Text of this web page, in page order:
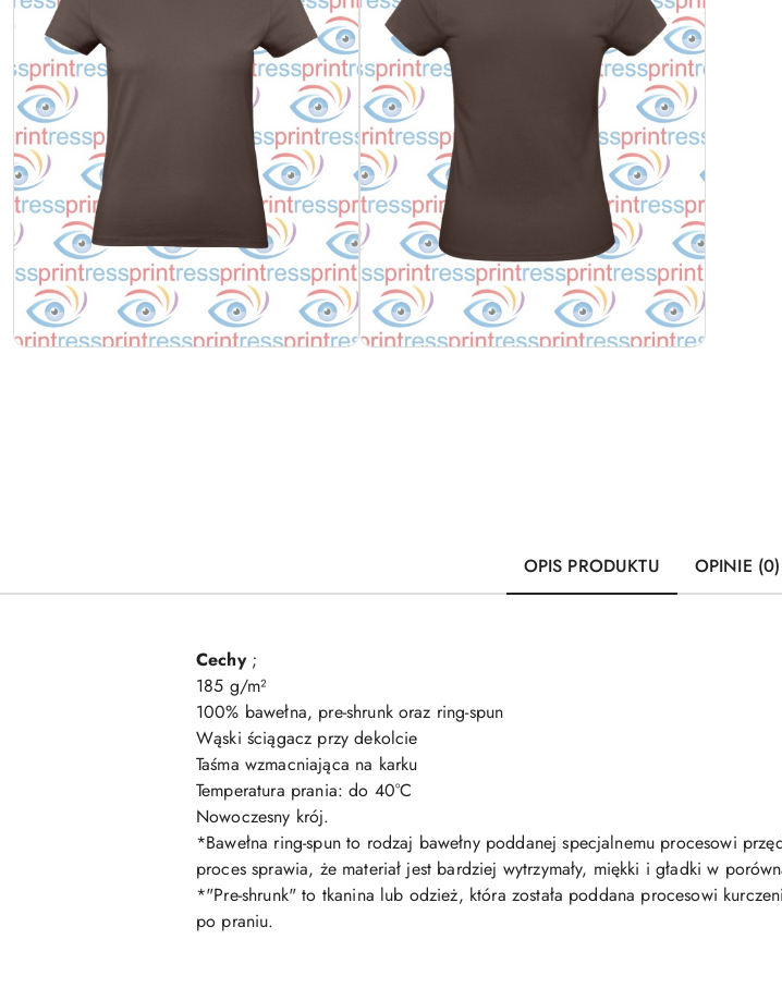
OPIS PRODUKTU OPINIE (0)
Cechy ;
185 g/m²
100% bawełna, pre-shrunk oraz ring-spun
Wąski ściągacz przy dekolcie
Taśma wzmacniająca na karku
Temperatura prania: do 40°C
Nowoczesny krój.
*Bawełna ring-spun to rodzaj bawełny poddanej specjalnemu procesowi
proces sprawia, że materiał jest bardziej wytrzymały, miękki i gładki w
*"Pre-shrunk" to tkanina lub odzież, która została poddana procesowi
po praniu.